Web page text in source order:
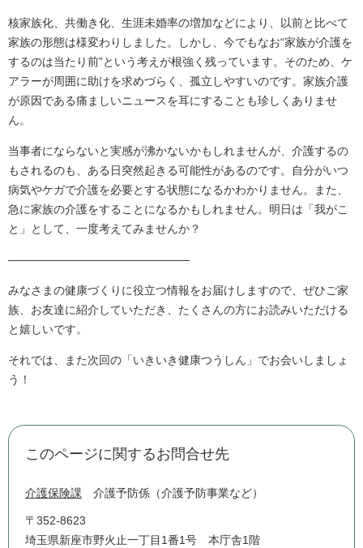
核家族化、共働き化、生涯未婚率の増加などにより、以前と比べて
家族の形態は様変わりしました。しかし、今でもなお“家族が介護を
するのは当たり前”という考えが根強く残っています。そのため、ケ
アラーが周囲に助けを求めづらく、孤立しやすいのです。家族介護
が原因である痛ましいニュースを耳にすることも珍しくありませ
ん。
当事者にならないと実感が沸かないかもしれませんが、介護するの
もされるのも、ある日突然起きる可能性があるのです。自分がいつ
病気やケガで介護を必要とする状態になるかわかりません。また、
急に家族の介護をすることになるかもしれません。明日は「我がこ
と」として、一度考えてみませんか？
――――――――――――――――
みなさまの健康づくりに役立つ情報をお届けしますので、ぜひご家
族、お友達に紹介していただき、たくさんの方にお読みいただける
と嬉しいです。
それでは、また次回の「いきいき健康つうしん」でお会いしましょ
う！
このページに関するお問合せ先
介護保険課 介護予防係（介護予防事業など）
〒352-8623
埼玉県新座市野火止一丁目1番1号 本庁舎1階